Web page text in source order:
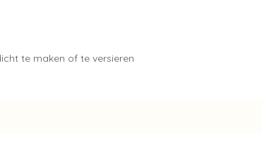
te maken of te versieren